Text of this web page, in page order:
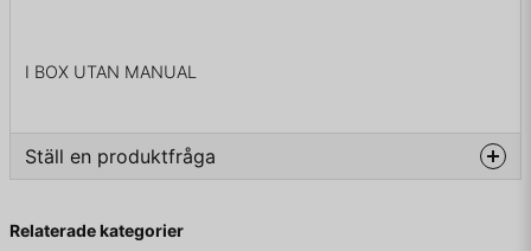
I BOX UTAN MANUAL
Ställ en produktfråga
Fråga oss något om denna produkten...
Relaterade kategorier